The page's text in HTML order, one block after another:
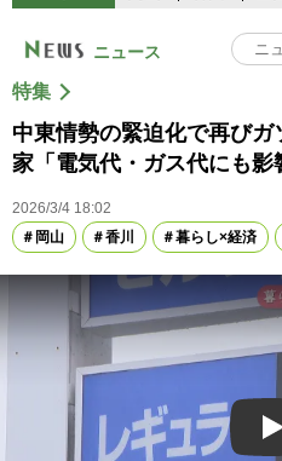
ニュース
特集
中東情勢の緊迫化で再び
家「電気代・ガス代にも影
2026/3/4 18:02
岡山
香川 暮らし×経済